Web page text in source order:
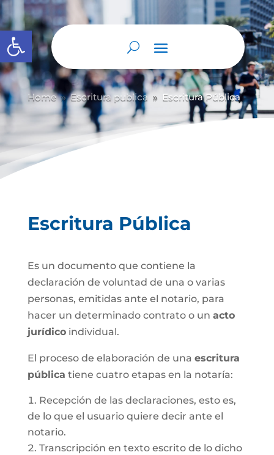
Abrir barra de herramientas
Home 9 Escritura publica 9 Escritura Pública
Escritura Pública
Es un documento que contiene la
declaración de voluntad de una o varias
personas, emitidas ante el notario, para
hacer un determinado contrato o un acto
jurídicoindividual.
El proceso de elaboración de una escritura
pública tiene cuatro etapas en la notaría:
Recepción de las declaraciones, esto es,
de lo que el usuario quiere decir ante el
notario.
Transcripción en texto escrito de lo dicho